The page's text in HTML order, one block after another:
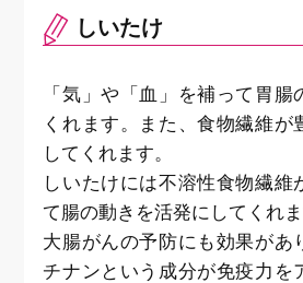
しいたけ
「気」や「血」を補って胃腸
くれます。また、食物繊維が
してくれます。
しいたけには不溶性食物繊維
て腸の動きを活発にしてくれま
大腸がんの予防にも効果があ
チナンという成分が免疫力を